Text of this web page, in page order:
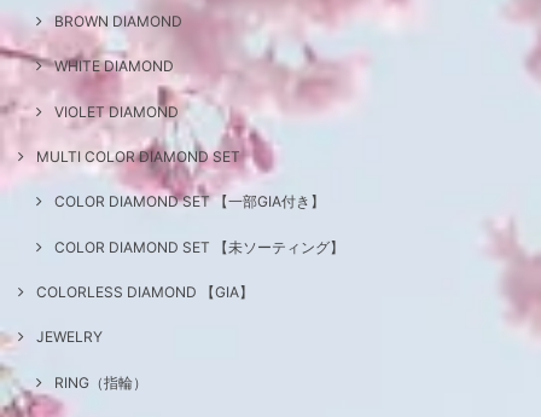
BROWN DIAMOND
WHITE DIAMOND
VIOLET DIAMOND
MULTI COLOR DIAMOND SET
COLOR DIAMOND SET 【一部GIA付き】
COLOR DIAMOND SET 【未ソーティング】
COLORLESS DIAMOND 【GIA】
JEWELRY
RING（指輪）